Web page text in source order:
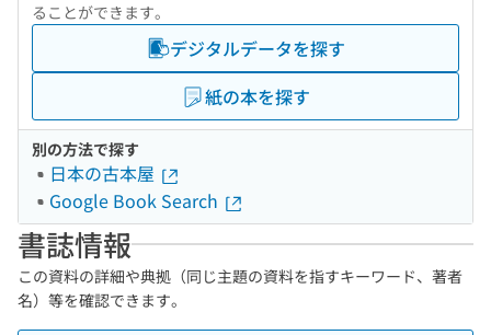
ることができます。
デジタルデータを探す
紙の本を探す
別の方法で探す
日本の古本屋
Google Book Search
書誌情報
この資料の詳細や典拠（同じ主題の資料を指すキーワード、著者
名）等を確認できます。